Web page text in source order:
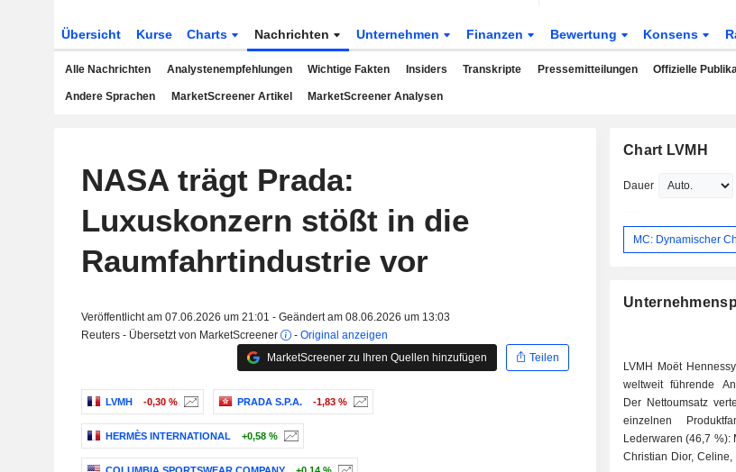
Übersicht Kurse Charts Nachrichten Unternehmen Finanzen Bewertung Konsens
Alle Nachrichten Analystenempfehlungen Wichtige Fakten Insiders Transkripte Pressemitteilungen Offizielle
Andere Sprachen MarketScreener Artikel MarketScreener Analysen
NASA trägt Prada:
Luxuskonzern stößt in die
Raumfahrtindustrie vor
Veröffentlicht am 07.06.2026 um 21:01 - Geändert am 08.06.2026 um 13:03
Reuters - Übersetzt von MarketScreener
- Original anzeigen
MarketScreener zu Ihren Quellen hinzufügen
Teilen
LVMH -0,30 % PRADA S.P.A. -1,83 %
HERMÈS INTERNATIONAL +0,58 %
Chart LVMH
Dauer
MC: Dynamischer
LVMH Moët
weltweit führende
Der Nettoumsatz
einzelnen Produktfamilien:
Lederwaren (46,7 %):
Christian Dior, Celine,